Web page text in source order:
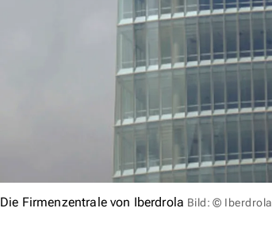
Die Firmenzentrale von Iberdrola Bild: © Iberdrola